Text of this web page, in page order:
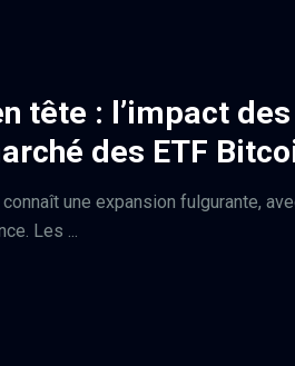
tête : l’impact des
des ETF
une expansion fulgurante,
Les ...